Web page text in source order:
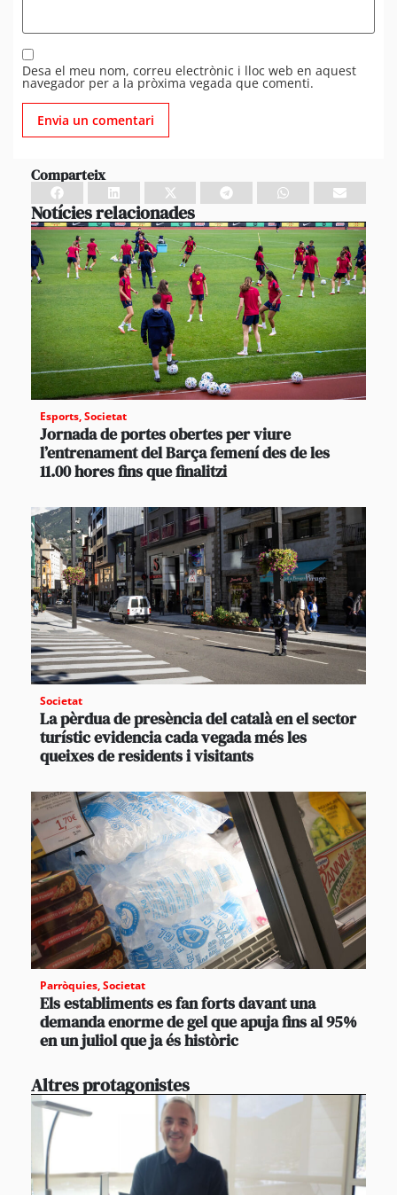
Desa el meu nom, correu electrònic i lloc web en aquest
navegador per a la pròxima vegada que comenti.
Comparteix
Notícies relacionades
Esports,Societat
Jornada de portes obertes per viure
l’entrenament del Barça femení des de les
11.00 hores fins que finalitzi
Societat
La pèrdua de presència del català en el sector
turístic evidencia cada vegada més les
queixes de residents i visitants
Parròquies,Societat
Els establiments es fan forts davant una
demanda enorme de gel que apuja fins al 95%
en un juliol que ja és històric
Altres protagonistes